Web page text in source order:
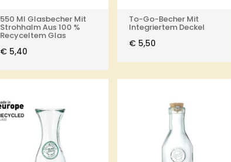
550 Ml Glasbecher Mit
Strohhalm Aus 100 %
Recyceltem Glas
€ 5,40
To-Go-Becher Mit
Integriertem Deckel
€ 5,50